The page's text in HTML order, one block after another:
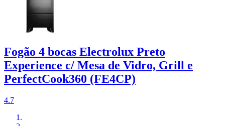
Fogão 4 bocas Electrolux Preto
Experience c/ Mesa de Vidro, Grill e
PerfectCook360 (FE4CP)
4.7